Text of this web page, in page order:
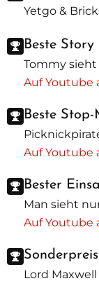
Yetgo &
Beste Story
Tommy
Auf Youtube
Beste
Auf Youtube
Bester
Man sieht
Auf Youtube
Lord Maxwell